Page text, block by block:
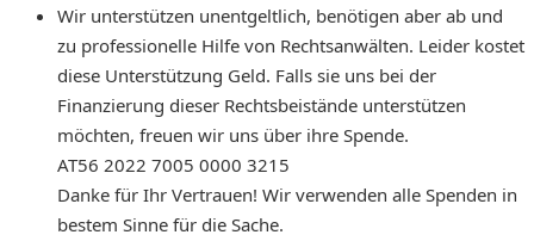
Wir unterstützen unentgeltlich, benötigen aber ab und
zu professionelle Hilfe von Rechtsanwälten. Leider kostet
diese Unterstützung Geld. Falls sie uns bei der
Finanzierung dieser Rechtsbeistände unterstützen
möchten, freuen wir uns über ihre Spende.
AT56 2022 7005 0000 3215
Danke für Ihr Vertrauen! Wir verwenden alle Spenden in
bestem Sinne für die Sache.